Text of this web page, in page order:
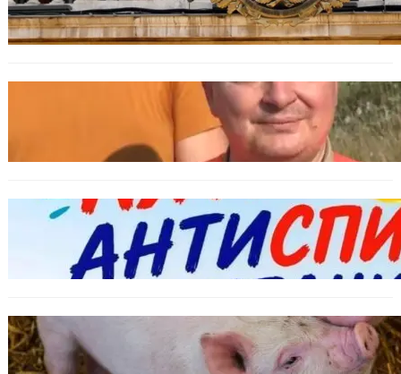
Румъния
МЗХ: Ловните билети ще могат да се
издават онлайн
БЪЛГАРИЯ
Варна предлага безплатни и анонимни
тестове за ХИВ и други инфекции през
август
Тревога във Варненско: Африканска чума
по свинете е открита край Гроздьово